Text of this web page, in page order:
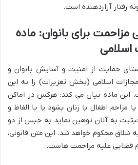
رفتار آزاردهنده است.
مزاحمت برای بانوان: ماده
حمایت از امنیت و آسایش بانوان و
۶۱۹ قانون مجازات اسلامی (بخش تعزیرات) را به این
این ماده بیان می کند: هرکس در اماکن
مزاحم اطفال یا زنان بشود یا با الفاظ و
به آنان توهین نماید به حبس از دو
و تا ۷۴ ضربه شلاق محکوم خواهد شد. این متن قانونی،
قضایی علیه مزاحمت هاست.